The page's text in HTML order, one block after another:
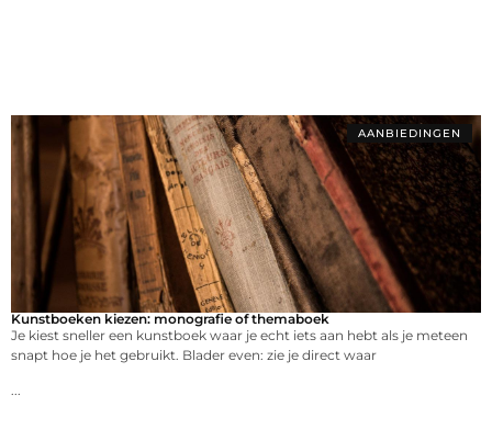
AANBIEDINGEN
Kunstboeken kiezen: monografie of themaboek
Je kiest sneller een kunstboek waar je echt iets aan hebt als je meteen
snapt hoe je het gebruikt. Blader even: zie je direct waar
...